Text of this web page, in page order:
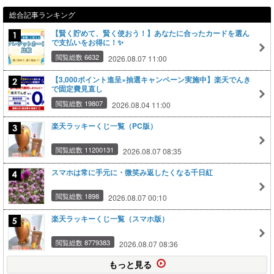
総合記事ランキング
【賢く貯めて、賢く使おう！】あなたに合ったカードを選ん
で支払いをお得に！✨
閲覧総数 6632 2026.08.07 11:00
【3,000ポイント進呈×抽選キャンペーン実施中】楽天でんき
で固定費見直し
閲覧総数 19807 2026.08.04 11:00
楽天ラッキーくじ一覧（PC版）
閲覧総数 11200131 2026.08.07 08:35
スマホは常に手元に・微笑み返したくなる千日紅
閲覧総数 1898 2026.08.07 00:10
楽天ラッキーくじ一覧（スマホ版）
閲覧総数 8779383 2026.08.07 08:36
もっと見る